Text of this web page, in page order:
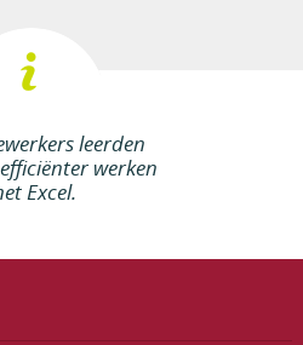
leerden
werken
Excel.